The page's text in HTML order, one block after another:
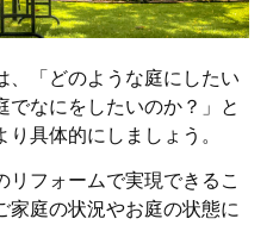
、「どのような庭にしたい
なにをしたいのか？」と
具体的にしましょう。
リフォームで実現できるこ
家庭の状況やお庭の状態に